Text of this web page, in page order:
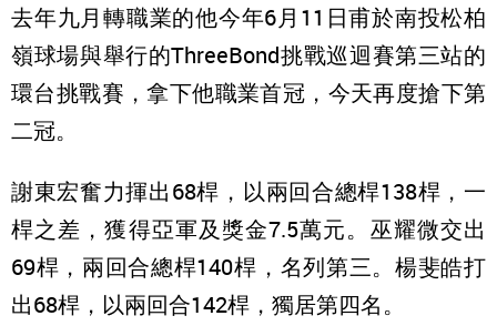
去年九月轉職業的他今年6月11日甫於南投松柏
嶺球場與舉行的ThreeBond挑戰巡迴賽第三站的
環台挑戰賽，拿下他職業首冠，今天再度搶下第
二冠。
謝東宏奮力揮出68桿，以兩回合總桿138桿，一
桿之差，獲得亞軍及獎金7.5萬元。巫耀微交出
69桿，兩回合總桿140桿，名列第三。楊斐皓打
出68桿，以兩回合142桿，獨居第四名。